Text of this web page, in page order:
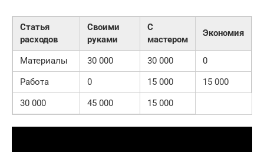
Статья
расходов
Своими
руками
С
мастером
Экономия
Материалы 30 000 30 000
0
Работа
0 15 000
15 000
30 000
45 000 15 000